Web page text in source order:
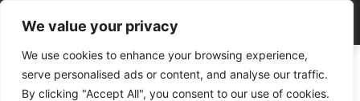
We value your privacy
We use cookies to enhance your browsing experience,
serve personalised ads or content, and analyse our traffic.
By clicking "Accept All", you consent to our use of cookies.
Home LIFE
Ακόμη και τα «καλοπροαίρετα» ψέματα φθείρουν τις
σχέσεις, δείχνει νέα έρευνα